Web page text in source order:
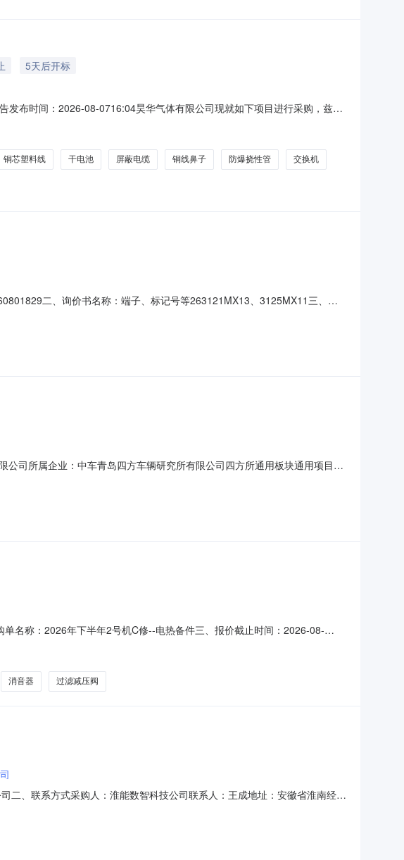
5天后开标
布时间：2026-08-0716:04昊华气体有限公司现就如下项目进行采购，兹邀
铜芯塑料线 干电池 屏蔽电缆 铜线鼻子 防爆挠性管 交换机
二、询价书名称：端子、标记号等263121MX13、3125MX11三、报
：报价开始时间：2026-08-0
司所属企业：中车青岛四方车辆研究所有限公司四方所通用板块通用项目电
购。采购方式为:【一般性谈判】。二、项目概况与采购范围1.采购分类：
名称：2026年下半年2号机C修--电热备件三、报价截止时间：2026-08-
他内容：联系电话：党冰洋（锅炉）1583771908
消音器 过滤减压阀
、联系方式采购人：淮能数智科技公司联系人：王成地址：安徽省淮南经济